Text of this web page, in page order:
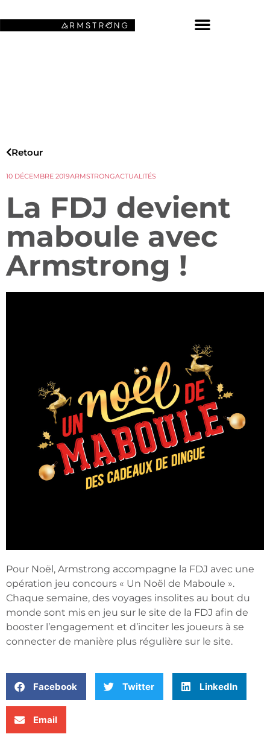
Retour
10 DÉCEMBRE 2019ARMSTRONGACTUALITÉS
La FDJ devient
maboule avec
Armstrong !
Pour Noël, Armstrong accompagne la FDJ avec une
opération jeu concours « Un Noël de Maboule ».
Chaque semaine, des voyages insolites au bout du
monde sont mis en jeu sur le site de la FDJ afin de
booster l’engagement et d’inciter les joueurs à se
connecter de manière plus régulière sur le site.
Facebook Twitter LinkedIn
Email